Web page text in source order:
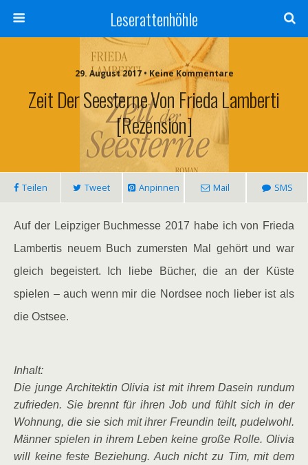
Leserattenhöhle
29. August 2017 • Keine Kommentare
Zeit Der Seesterne Von Frieda Lamberti
[Rezension]
Teilen Tweet Anpinnen Mail SMS
Auf der Leipziger Buchmesse 2017 habe ich von Frieda
Lambertis neuem Buch zumersten Mal gehört und war
gleich begeistert. Ich liebe Bücher, die an der Küste
spielen – auch wenn mir die Nordsee noch lieber ist als
die Ostsee.
Inhalt:
Die junge Architektin Olivia ist mit ihrem Dasein rundum
zufrieden. Sie brennt für ihren Job und fühlt sich in der
Wohnung, die sie sich mit ihrer Freundin teilt, pudelwohl.
Männer spielen in ihrem Leben keine große Rolle. Olivia
will keine feste Beziehung. Auch nicht zu Tim, mit dem